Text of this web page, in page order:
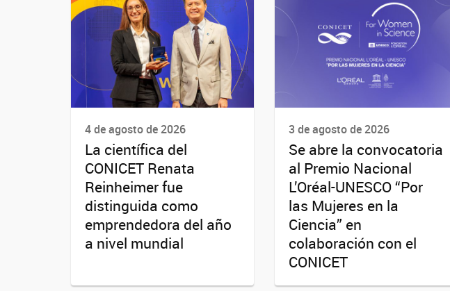
4 de agosto de 2026
La científica del
CONICET Renata
Reinheimer fue
distinguida como
emprendedora del año
a nivel mundial
3 de agosto de 2026
Se abre la convocatoria
al Premio Nacional
L’Oréal-UNESCO “Por
las Mujeres en la
Ciencia” en
colaboración con el
CONICET